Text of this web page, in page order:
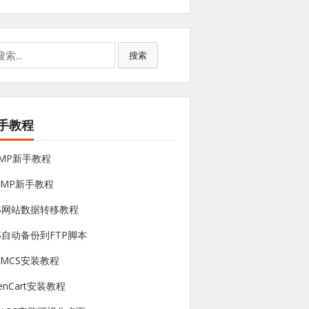
搜索
教程
新手教程
新手教程
网站数据转移教程
自动备份到FTP脚本
安装教程
安装教程